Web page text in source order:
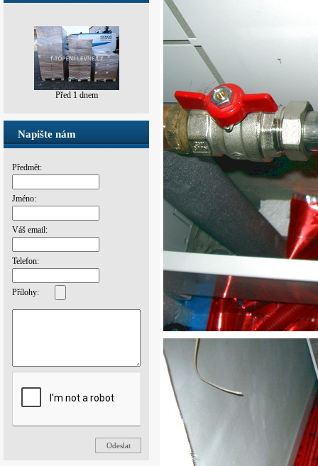
Před 1 dnem
Napište nám
Předmět:
Jméno:
Váš email:
Telefon:
Přílohy: